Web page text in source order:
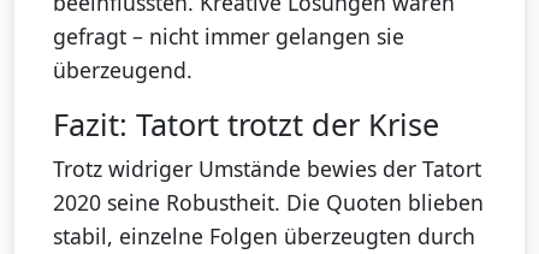
gefragt – nicht immer gelangen sie
überzeugend.
Fazit: Tatort trotzt der Krise
Trotz widriger Umstände bewies der Tatort
2020 seine Robustheit. Die Quoten blieben
stabil, einzelne Folgen überzeugten durch